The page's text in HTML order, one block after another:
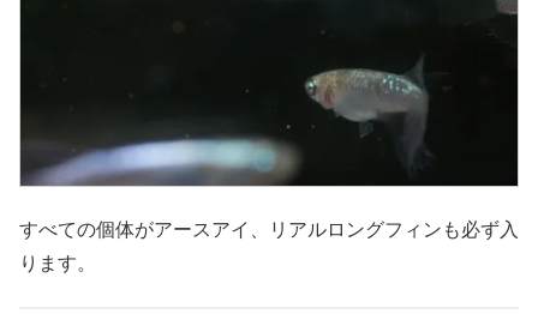
すべての個体がアースアイ、リアルロングフィンも必ず入
ります。